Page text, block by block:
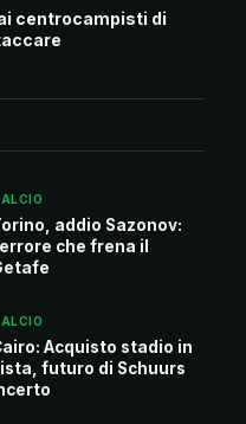
centrocampisti di
addio Sazonov:
che frena il
Acquisto stadio in
futuro di Schuurs